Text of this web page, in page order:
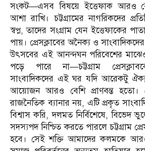
সংকট—এসব বিষয়ে ইত্তেফাক আরও
আশা রাখি। চট্টগ্রামের নাগরিকদের
স্বপ্ন, তাদের সংগ্রাম যেন ইত্তেফাকের
পায়। প্রেসক্লাবের অনৈক্য ও
উৎসবের এই আনন্দঘন পরিবেশের
পড়ে পারে না—চট্টগ্রাম
সাংবাদিকদের এই ঘর যদি আরেকটু
আয়োজন আরও বেশি প্রাণবন্ত হতো।
রাজনৈতিক ব্যানার নয়, এটি প্রকৃত
বিশ্বাস করি, দলমত নির্বিশেষে, বিভেদ
সদস্যপদ নিশ্চিত করতে পারলে চট্টগ্রাম
হবে। সেই শক্তি আমাদের কলমকে